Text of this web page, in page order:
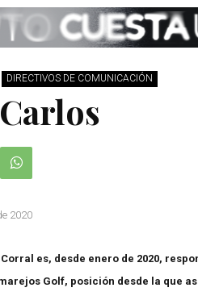
DIRECTIVOS DE COMUNICACIÓN
2020
es, desde enero de 2020,
Golf, posición desde la que